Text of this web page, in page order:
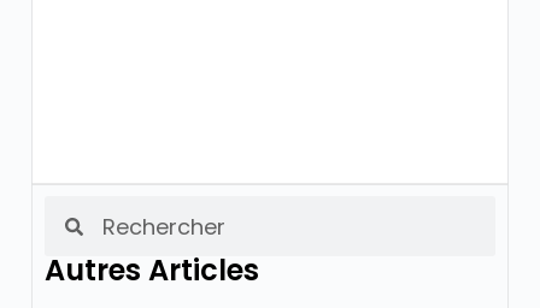
Autres Articles